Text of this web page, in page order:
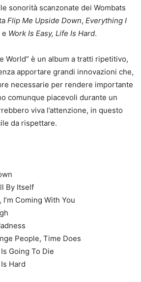
sonorità scanzonate dei Wombats
Flip Me Upside Down, Everything I
e Work Is Easy, Life Is Hard.
World” è un album a tratti ripetitivo,
apportare grandi innovazioni che,
necessarie per rendere importante
comunque piacevoli durante un
viva l’attenzione, in questo
da rispettare.
By Itself
Coming With You
People, Time Does
Going To Die
Hard